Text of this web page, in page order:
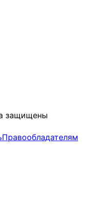
защищены
Правообладателям